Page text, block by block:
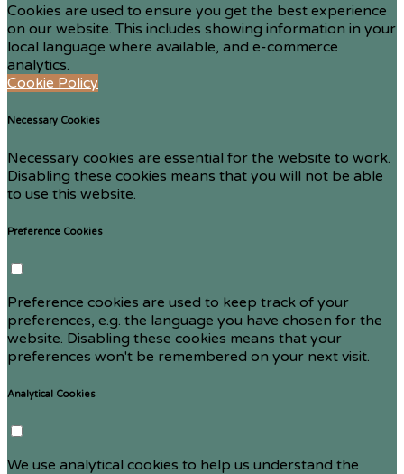
Cookies are used to ensure you get the best experience
on our website. This includes showing information in your
local language where available, and e-commerce
analytics.
Cookie Policy
Necessary Cookies
Necessary cookies are essential for the website to work.
Disabling these cookies means that you will not be able
to use this website.
Preference Cookies
Preference cookies are used to keep track of your
preferences, e.g. the language you have chosen for the
website. Disabling these cookies means that your
preferences won't be remembered on your next visit.
Analytical Cookies
We use analytical cookies to help us understand the